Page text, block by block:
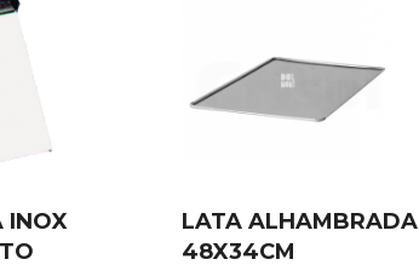
INOX
LATA ALHAMBRADA
48X34CM